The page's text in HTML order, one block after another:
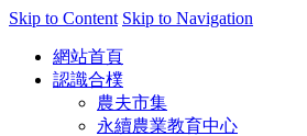
Skip to Content Skip to Navigation
網站首頁
認識合樸
農夫市集
永續農業教育中心